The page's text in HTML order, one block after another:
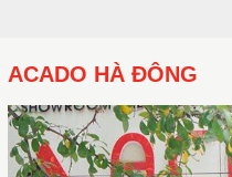
ACADO HÀ ĐÔNG